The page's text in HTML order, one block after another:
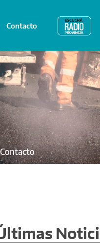
Contacto Radio Provincia
Contacto